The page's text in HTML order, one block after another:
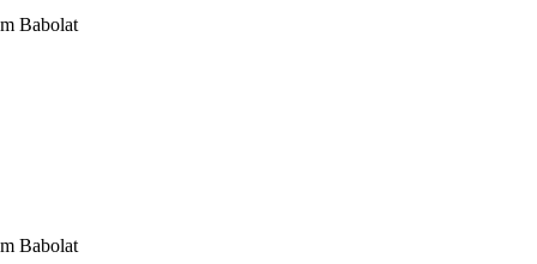
Babolat
Babolat